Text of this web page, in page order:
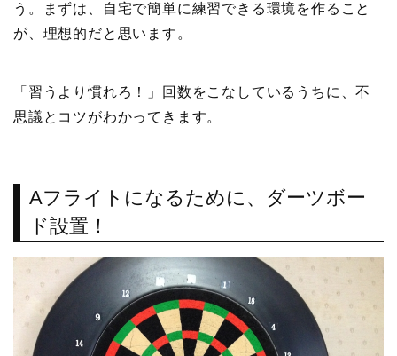
う。まずは、自宅で簡単に練習できる環境を作ること
が、理想的だと思います。
「習うより慣れろ！」回数をこなしているうちに、不
思議とコツがわかってきます。
Aフライトになるために、ダーツボー
ド設置！